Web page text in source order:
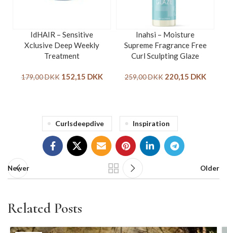
IdHAIR – Sensitive
Xclusive Deep Weekly
Treatment
179,00DKK 152,15 DKK
Inahsi – Moisture
Supreme Fragrance Free
Curl Sculpting Glaze
259,00DKK 220,15 DKK
Curlsdeepdive Inspiration
Newer Older
Related Posts